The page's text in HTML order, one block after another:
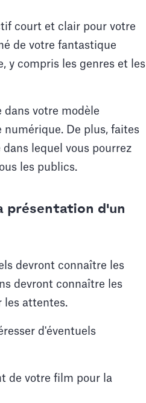
court et clair pour votre
de votre fantastique
y compris les genres et les
votre modèle
numérique. De plus, faites
lequel vous pourrez
les publics.
présentation d'un
devront connaître les
devront connaître les
les attentes.
d'éventuels
de votre film pour la